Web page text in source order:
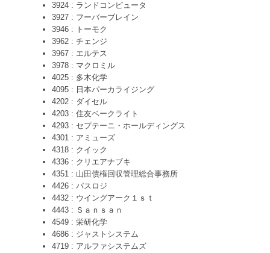
3924 : ランドコンピュータ
3927 : フーバーブレイン
3946 : トーモク
3962 : チェンジ
3967 : エルテス
3978 : マクロミル
4025 : 多木化学
4095 : 日本パーカライジング
4202 : ダイセル
4203 : 住友ベークライト
4293 : セプテーニ・ホールディングス
4301 : アミューズ
4318 : クイック
4336 : クリエアナブキ
4351 : 山田債権回収管理総合事務所
4426 : パスロジ
4432 : ウイングアーク１ｓｔ
4443 : Ｓａｎｓａｎ
4549 : 栄研化学
4686 : ジャストシステム
4719 : アルファシステムズ